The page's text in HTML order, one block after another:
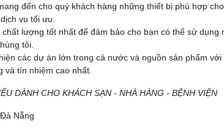
đến cho quý khách hàng những thiết bị phù hợp
vụ tối ưu.
lượng tốt nhất để đảm bảo cho bạn có thể sử dụng
tôi.
các dự án lớn trong cả nước và nguồn sản phẩm với
và tín nhiệm cao nhất.
DÀNH CHO KHÁCH SẠN - NHÀ HÀNG - BỆNH VIỆN
Nẵng